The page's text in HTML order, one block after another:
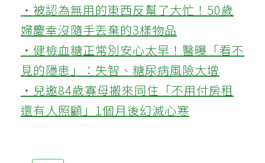
‧被認為無用的東西反幫了大忙！50歲
婦慶幸沒隨手丟棄的3樣物品
‧健檢血糖正常別安心太早！醫曝「看不
見的隱患」：失智、糖尿病風險大增
‧兒邀84歲寡母搬來同住「不用付房租
還有人照顧」1個月後幻滅心寒